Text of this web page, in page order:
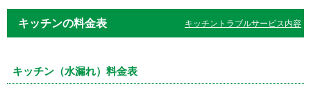
キッチンの料金表 キッチントラブルサービス内容
キッチン（水漏れ）料金表